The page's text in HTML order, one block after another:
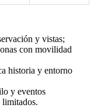
y vistas;
con movilidad
historia y entorno
y eventos
limitados.